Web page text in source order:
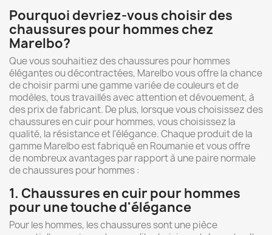
Pourquoi devriez-vous choisir des
chaussures pour hommes chez
Marelbo?
Que vous souhaitiez des chaussures pour hommes
élégantes ou décontractées, Marelbo vous offre la chance
de choisir parmi une gamme variée de couleurs et de
modèles, tous travaillés avec attention et dévouement, à
des prix de fabricant. De plus, lorsque vous choisissez des
chaussures en cuir pour hommes, vous choisissez la
qualité, la résistance et l'élégance. Chaque produit de la
gamme Marelbo est fabriqué en Roumanie et vous offre
de nombreux avantages par rapport à une paire normale
de chaussures pour hommes :
1. Chaussures en cuir pour hommes
pour une touche d'élégance
Pour les hommes, les chaussures sont une pièce